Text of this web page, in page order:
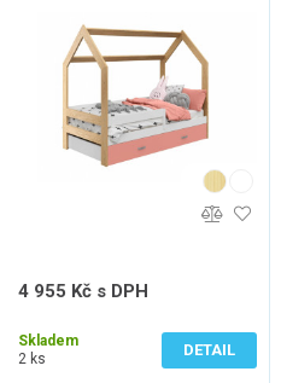
4 955 Kč s DPH
Skladem
2 ks
DETAIL